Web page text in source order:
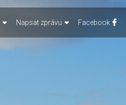
Napsat zprávu Facebook